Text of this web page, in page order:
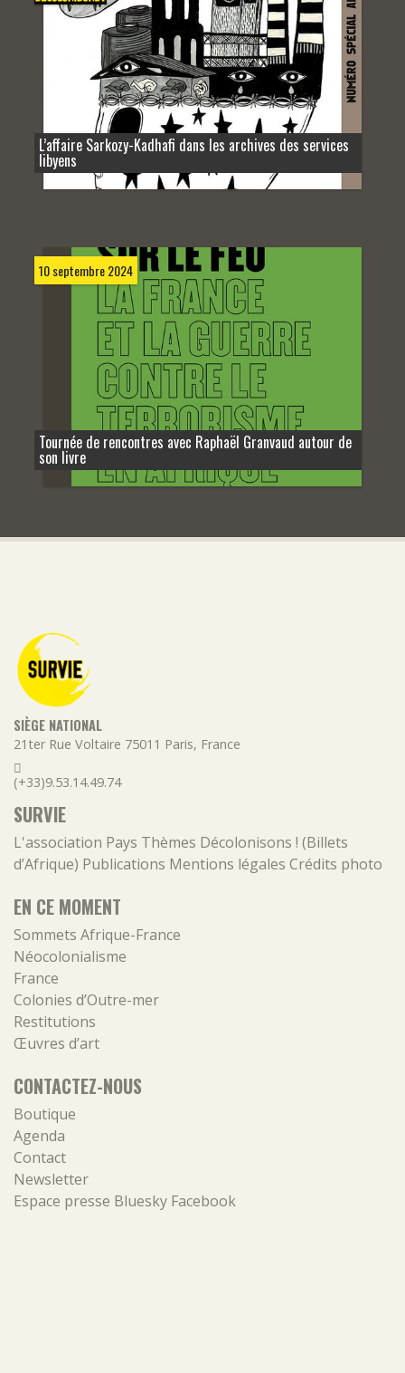
L’affaire Sarkozy-Kadhafi dans les archives des services
libyens
10 septembre 2024
Tournée de rencontres avec Raphaël Granvaud autour de
son livre
SIÈGE NATIONAL
21ter Rue Voltaire 75011 Paris, France
(+33)9.53.14.49.74
SURVIE
L'association Pays Thèmes Décolonisons ! (Billets
d’Afrique) Publications Mentions légales Crédits photo
EN CE MOMENT
Sommets Afrique-France
Néocolonialisme
France
Colonies d’Outre-mer
Restitutions
Œuvres d’art
CONTACTEZ-NOUS
Boutique
Agenda
Contact
Newsletter
Espace presse Bluesky Facebook